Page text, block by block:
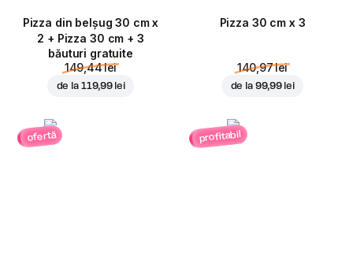
Pizza din belșug 30 cm x
2 + Pizza 30 cm + 3
băuturi gratuite
149,44 lei
de la 119,99 lei
Pizza 30 cm x 3
140,97 lei
de la 99,99 lei
ofertă profitabil